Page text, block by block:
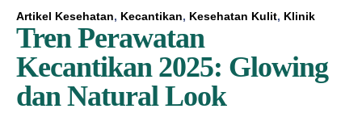
Artikel Kesehatan, Kecantikan, Kesehatan Kulit, Klinik
Tren Perawatan
Kecantikan 2025: Glowing
dan Natural Look